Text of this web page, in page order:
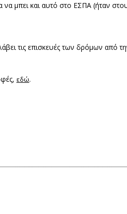
να μπει και αυτό στο ΕΣΠΑ (ήταν
τις επισκευές των δρόμων από
εδώ.